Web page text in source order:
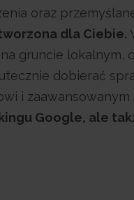
oraz
dla Ciebie.
gruncie lokalnym,
dobierać
i
Google, ale